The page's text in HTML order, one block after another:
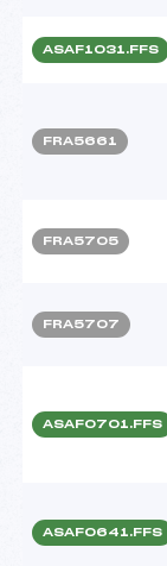
ASAF1031.FFS
FRA5661
FRA5705
FRA5707
ASAF0701.FFS
ASAF0641.FFS